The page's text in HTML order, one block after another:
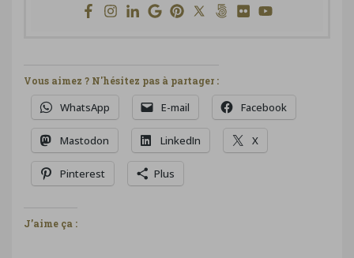
Vous aimez ? N'hésitez pas à partager :
WhatsApp E-mail Facebook
Mastodon LinkedIn X
Pinterest Plus
J’aime ça :